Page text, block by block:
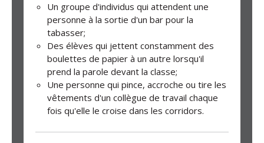
Un groupe d'individus qui attendent une
personne à la sortie d'un bar pour la
tabasser;
Des élèves qui jettent constamment des
boulettes de papier à un autre lorsqu'il
prend la parole devant la classe;
Une personne qui pince, accroche ou tire les
vêtements d'un collègue de travail chaque
fois qu'elle le croise dans les corridors.